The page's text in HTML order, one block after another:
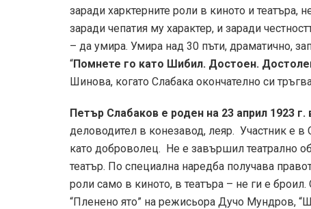
заради харктерните роли в киното и
заради чепатия му характер, и заради
– да умира. Умира над 30 пъти, драматично,
“Помнете го като Шибил. Достоен.
Шинова, когато Слабака окончателно си
Петър Слабаков е роден на 23 април 1923 г.
деловодител в конезавод, леяр. Участник е в
като доброволец. Не е завършил театрално
театър. По специална наредба получава
роли само в киното, в театъра – не ги е
“Пленено ято” на режисьора Дучо Мундров,